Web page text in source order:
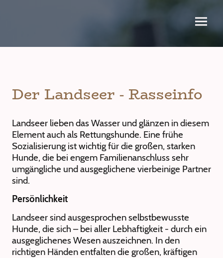
Der Landseer - Rasseinfo
Landseer lieben das Wasser und glänzen in diesem
Element auch als Rettungshunde. Eine frühe
Sozialisierung ist wichtig für die großen, starken
Hunde, die bei engem Familienanschluss sehr
umgängliche und ausgeglichene vierbeinige Partner
sind.
Persönlichkeit
Landseer sind ausgesprochen selbstbewusste
Hunde, die sich – bei aller Lebhaftigkeit - durch ein
ausgeglichenes Wesen auszeichnen. In den
richtigen Händen entfalten die großen, kräftigen